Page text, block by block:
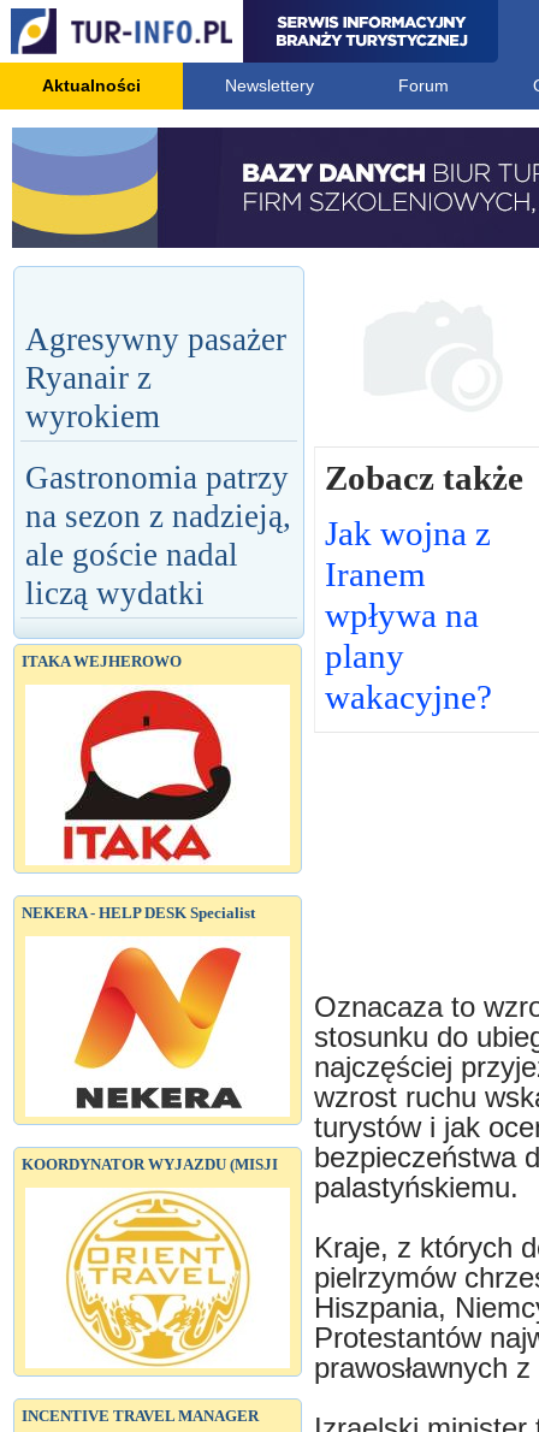
Aktualności Newslettery Forum
Agresywny pasażer
Ryanair z
wyrokiem
Gastronomia patrzy
na sezon z nadzieją,
ale goście nadal
liczą wydatki
ITAKA WEJHEROWO
NEKERA - HELP DESK Specialist
KOORDYNATOR WYJAZDU (MISJI
INCENTIVE TRAVEL MANAGER
Zobacz także
Jak wojna z
Iranem
wpływa na
plany
wakacyjne?
Oznacaza to
stosunku do
najczęściej
wzrost ruchu
turystów i jak
bezpieczeństwa
palastyńskiemu.
Kraje, z których
pielrzymów
Hiszpania,
Protestantów
prawosławnych